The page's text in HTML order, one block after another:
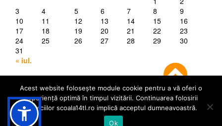
3
4 5 6 7 8
9
10
11 12 13 14 15
16
17
18 19 20 21 22
23
24
25 26 27 28 29
30
31
« iul.
© Școala 14 Tulcea | dezvoltat de InfoTrust-Design
Acest website folosește module cookie pentru a vă oferi o
experiență optimă în timpul vizitării. Continuarea folosirii
serviciilor scoala14tl.ro implică acceptul dumneavoastră.
Ok